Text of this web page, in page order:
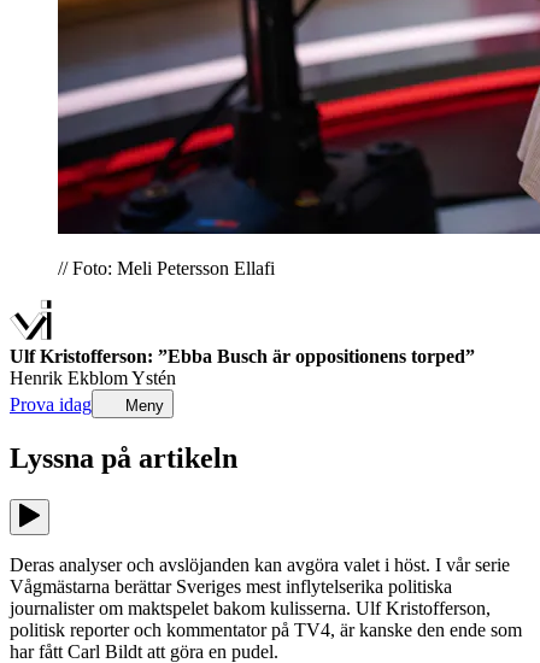
// Foto: Meli Petersson Ellafi
Ulf Kristofferson: ”Ebba Busch är oppositionens torped”
Henrik Ekblom Ystén
Prova idag
Meny
Lyssna på artikeln
Deras analyser och avslöjanden kan avgöra valet i höst. I vår serie
Vågmästarna berättar Sveriges mest inflytelserika politiska
journalister om maktspelet bakom kulisserna. Ulf Kristofferson,
politisk reporter och kommentator på TV4, är kanske den ende som
har fått Carl Bildt att göra en pudel.